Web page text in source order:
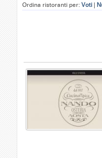
Ordina ristoranti per: Voti